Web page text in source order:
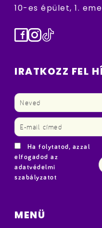
10-es épület, 1.
Facebook
Instagram
TikTok
IRATKOZZ FEL
Ha folytatod, azzal
elfogadod az
adatvédelmi
szabályzatot
MENÜ